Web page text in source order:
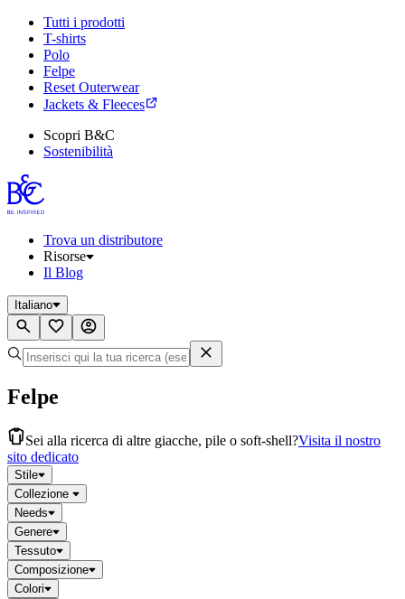
Tutti i prodotti
T-shirts
Polo
Felpe
Reset Outerwear
Jackets & Fleeces
Scopri B&C
Sostenibilità
Trova un distributore
Risorse
Il Blog
Italiano
Felpe
Sei alla ricerca di altre giacche, pile o soft-shell?Visita il nostro
sito dedicato
Stile
Collezione
Needs
Genere
Tessuto
Composizione
Colori